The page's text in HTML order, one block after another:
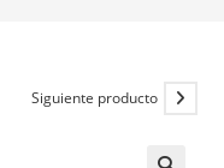
Siguiente producto